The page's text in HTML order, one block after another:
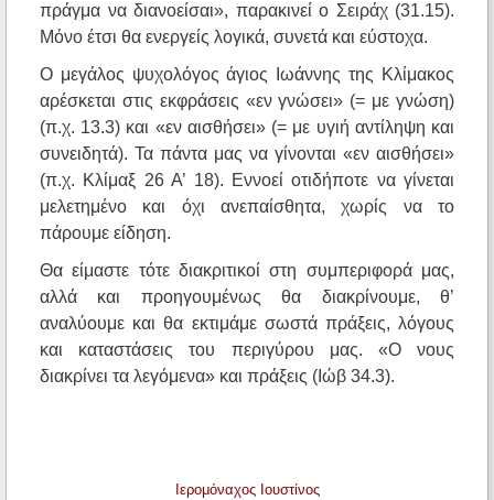
πράγμα να διανοείσαι», παρακινεί ο Σειράχ (31.15).
Μόνο έτσι θα ενεργείς λογικά, συνετά και εύστοχα.
Ο μεγάλος ψυχολόγος άγιος Ιωάννης της Κλίμακος
αρέσκεται στις εκφράσεις «εν γνώσει» (= με γνώση)
(π.χ. 13.3) και «εν αισθήσει» (= με υγιή αντίληψη και
συνειδητά). Τα πάντα μας να γίνονται «εν αισθήσει»
(π.χ. Κλίμαξ 26 Α’ 18). Εννοεί οτιδήποτε να γίνεται
μελετημένο και όχι ανεπαίσθητα, χωρίς να το
πάρουμε είδηση.
Θα είμαστε τότε διακριτικοί στη συμπεριφορά μας,
αλλά και προηγουμένως θα διακρίνουμε, θ’
αναλύουμε και θα εκτιμάμε σωστά πράξεις, λόγους
και καταστάσεις του περιγύρου μας. «Ο νους
διακρίνει τα λεγόμενα» και πράξεις (Ιώβ 34.3).
Ιερομόναχος Ιουστίνος